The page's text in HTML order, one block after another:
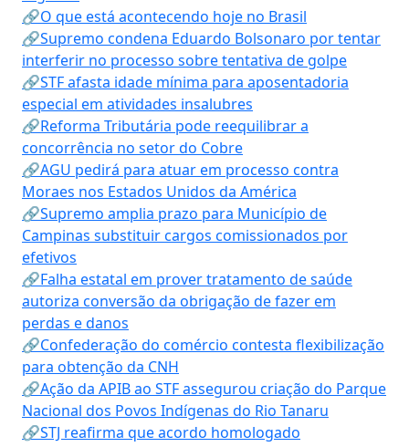
🔗O que está acontecendo hoje no Brasil
🔗Supremo condena Eduardo Bolsonaro por tentar
interferir no processo sobre tentativa de golpe
🔗STF afasta idade mínima para aposentadoria
especial em atividades insalubres
🔗Reforma Tributária pode reequilibrar a
concorrência no setor do Cobre
🔗AGU pedirá para atuar em processo contra
Moraes nos Estados Unidos da América
🔗Supremo amplia prazo para Município de
Campinas substituir cargos comissionados por
efetivos
🔗Falha estatal em prover tratamento de saúde
autoriza conversão da obrigação de fazer em
perdas e danos
🔗Confederação do comércio contesta flexibilização
para obtenção da CNH
🔗Ação da APIB ao STF assegurou criação do Parque
Nacional dos Povos Indígenas do Rio Tanaru
🔗STJ reafirma que acordo homologado